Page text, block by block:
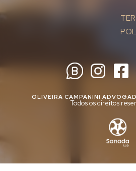
OLIVEIRA CAMPANINI
Todos os direitos